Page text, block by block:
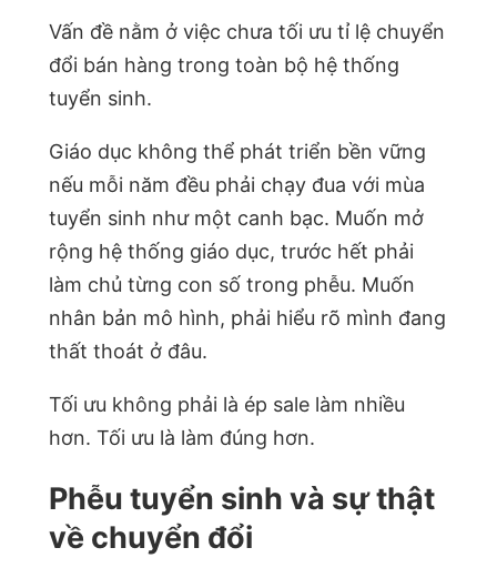
Vấn đề nằm ở việc chưa tối ưu tỉ lệ chuyển
đổi bán hàng trong toàn bộ hệ thống
tuyển sinh.
Giáo dục không thể phát triển bền vững
nếu mỗi năm đều phải chạy đua với mùa
tuyển sinh như một canh bạc. Muốn mở
rộng hệ thống giáo dục, trước hết phải
làm chủ từng con số trong phễu. Muốn
nhân bản mô hình, phải hiểu rõ mình đang
thất thoát ở đâu.
Tối ưu không phải là ép sale làm nhiều
hơn. Tối ưu là làm đúng hơn.
Phễu tuyển sinh và sự thật
về chuyển đổi